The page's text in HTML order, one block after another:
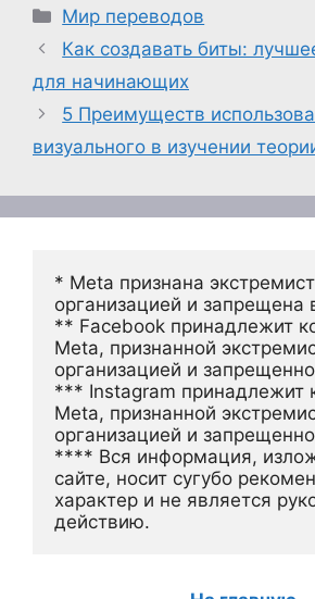
Рубрики
Мир переводов
Как создавать биты:
для начинающих
5 Преимуществ
визуального в изучении
* Meta признана
организацией и запрещена
** Facebook принадлежит
Meta, признанной
организацией и
*** Instagram принадлежит
Meta, признанной
организацией и
**** Вся информация,
сайте, носит сугубо
характер и не является
действию.